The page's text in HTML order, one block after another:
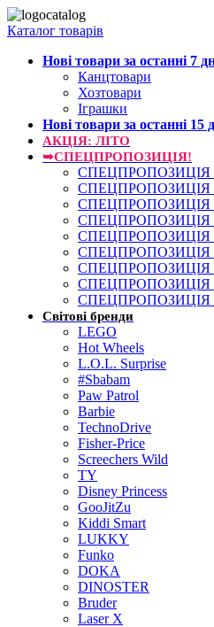
Каталог товарів
Нові товари за останнi 7
Канцтовари
Хозтовари
Іграшки
Нові товари за останнi 15
АКЦІЯ: ЛІТО
➥СПЕЦПРОПОЗИЦІЯ!
СПЕЦПРОПОЗИЦІЯ
СПЕЦПРОПОЗИЦІЯ
СПЕЦПРОПОЗИЦІЯ
СПЕЦПРОПОЗИЦІЯ
СПЕЦПРОПОЗИЦІЯ
СПЕЦПРОПОЗИЦІЯ
СПЕЦПРОПОЗИЦІЯ
СПЕЦПРОПОЗИЦІЯ
СПЕЦПРОПОЗИЦІЯ
Світові бренди
LEGO
Hot Wheels
L.O.L. Surprise
#Sbabam
Paw Patrol
Barbie
TechnoDrive
Fisher-Price
Screechers Wild
TY
Disney Princess
GooJitZu
Kiddi Smart
LUKKY
Funko
DOKA
DINOSTER
Bruder
Laser X